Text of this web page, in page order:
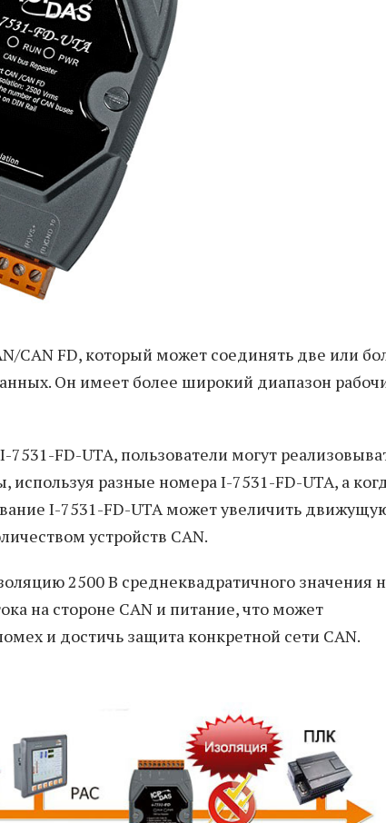
CAN FD, который может соединять две или
Он имеет более широкий диапазон
FD-UTA, пользователи могут
разные номера I-7531-FD-UTA, а
I-7531-FD-UTA может увеличить
устройств CAN.
2500 В среднеквадратичного значения
на стороне CAN и питание, что может
и достичь защита конкретной сети CAN.